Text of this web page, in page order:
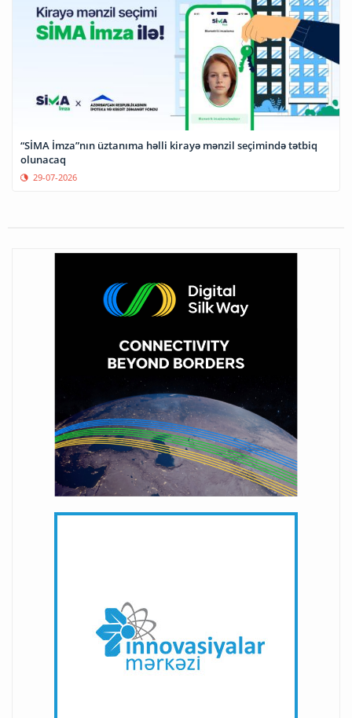
“SİMA İmza”nın üztanıma həlli kirayə mənzil seçimində tətbiq
olunacaq
29-07-2026